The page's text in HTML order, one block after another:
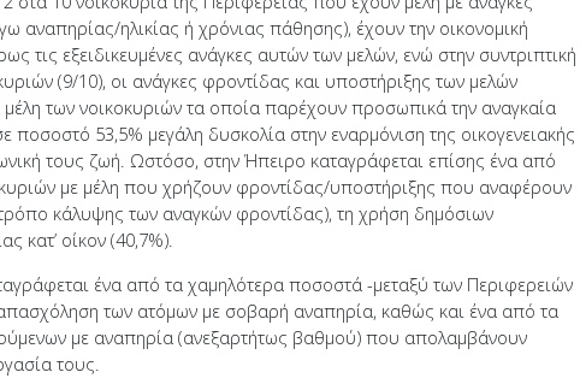
αναπηρίας/ηλικίας ή χρόνιας πάθησης), έχουν την οικονομική
τις εξειδικευμένες ανάγκες αυτών των μελών, ενώ στην συντριπτική
(9/10), οι ανάγκες φροντίδας και υποστήριξης των μελών
των νοικοκυριών τα οποία παρέχουν προσωπικά την αναγκαία
ποσοστό 53,5% μεγάλη δυσκολία στην εναρμόνιση της οικογενειακής
τους ζωή. Ωστόσο, στην Ήπειρο καταγράφεται επίσης ένα από
με μέλη που χρήζουν φροντίδας/υποστήριξης που αναφέρουν
κάλυψης των αναγκών φροντίδας), τη χρήση δημόσιων
κατ’ οίκον (40,7%).
ένα από τα χαμηλότερα ποσοστά -μεταξύ των Περιφερειών
των ατόμων με σοβαρή αναπηρία, καθώς και ένα από τα
με αναπηρία (ανεξαρτήτως βαθμού) που απολαμβάνουν
τους.